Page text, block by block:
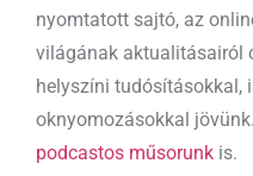
nyomtatott sajtó, az
világának aktualitásairól
helyszíni tudósításokkal,
oknyomozásokkal
podcastos műsorunk is.